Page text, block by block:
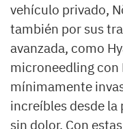
vehículo privado,
también por sus
avanzada, como
microneedling con
mínimamente
increíbles desde la
sin dolor. Con